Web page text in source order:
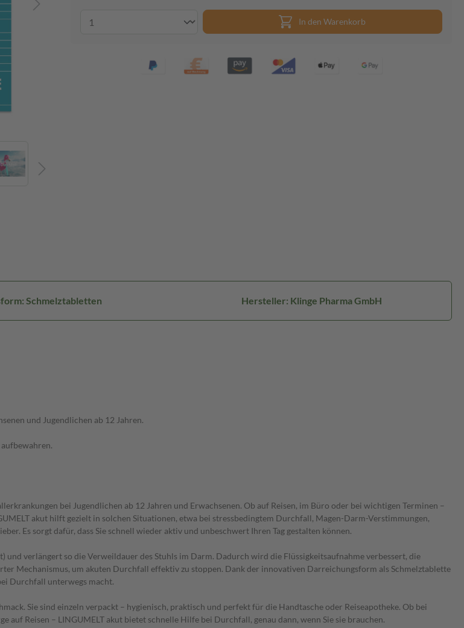
In den Warenkorb
Schmelztabletten Hersteller: Klinge Pharma GmbH
und Jugendlichen ab 12 Jahren.
bei Jugendlichen ab 12 Jahren und Erwachsenen. Ob auf Reisen, im Büro oder bei wichtigen Terminen –
akut hilft gezielt in solchen Situationen, etwa bei stressbedingtem Durchfall, Magen-Darm-Verstimmungen,
Es sorgt dafür, dass Sie schnell wieder aktiv und unbeschwert Ihren Tag gestalten können.
verlängert so die Verweildauer des Stuhls im Darm. Dadurch wird die Flüssigkeitsaufnahme verbessert, die
Mechanismus, um akuten Durchfall effektiv zu stoppen. Dank der innovativen Darreichungsform als Schmelztablette
Durchfall unterwegs macht.
Sie sind einzeln verpackt – hygienisch, praktisch und perfekt für die Handtasche oder Reiseapotheke. Ob bei
Reisen – LINGUMELT akut bietet schnelle Hilfe bei Durchfall, genau dann, wenn Sie sie brauchen.